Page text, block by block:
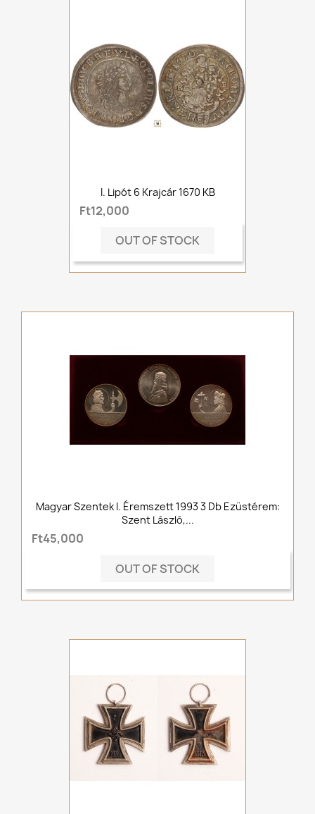
I. Lipót 6 Krajcár 1670 KB
Ft12,000
OUT OF STOCK
Magyar Szentek I. Éremszett 1993 3 Db Ezüstérem:
Szent László,...
Ft45,000
OUT OF STOCK